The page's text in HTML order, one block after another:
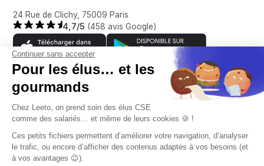
24 Rue de Clichy, 75009 Paris
4,7/5 (458 avis Google)
Entreprise
Témoignages clients
Aide
Continuer sans accepter
Pour les élus… et les
gourmands
Chez Leeto, on prend soin des élus CSE
comme des salariés… et même de leurs cookies 🍪 !
Ces petits fichiers permettent d’améliorer votre navigation, d’analyser
le trafic, ou encore d’afficher des contenus adaptés à vos besoins (et
à vos avantages 😉).